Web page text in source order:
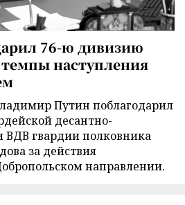
76-ю дивизию
наступления
Путин поблагодарил
десантно-
гвардии полковника
за действия
направлении.